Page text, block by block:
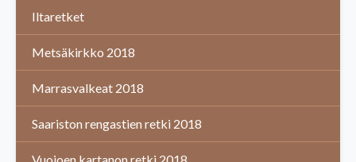
Iltaretket
Metsäkirkko 2018
Marrasvalkeat 2018
Saariston rengastien retki 2018